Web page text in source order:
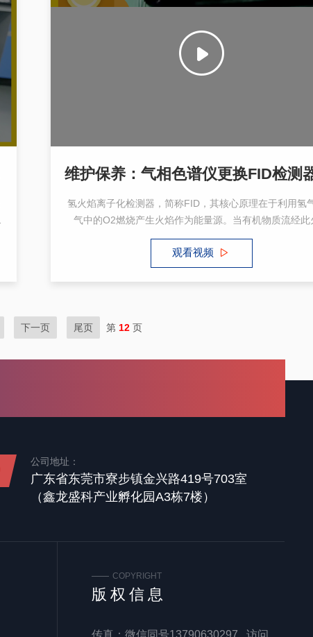
氢火焰离子化检测器，简称FID，其核心原理在于利用氢
气中的O2燃烧产生火焰作为能量源。当有机物质流经此
时，受到火焰高能作用，会被激发产生离子。气相色谱仪
测器维护保养, 作为气相色谱仪的重要部件，需要更好的
护操作
观看视频
下一页 尾页 第 12页
公司地址：
广东省东莞市寮步镇金兴路419号703室
（鑫龙盛科产业孵化园A3栋7楼）
COPYRIGHT
版权信息